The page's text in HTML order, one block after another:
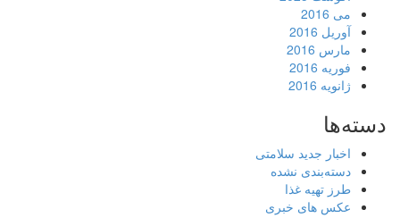
می 2016
آوریل 2016
مارس 2016
فوریه 2016
ژانویه 2016
دسته‌ها
اخبار جدید سلامتی
دسته‌بندی نشده
طرز تهیه غذا
عکس های خبری